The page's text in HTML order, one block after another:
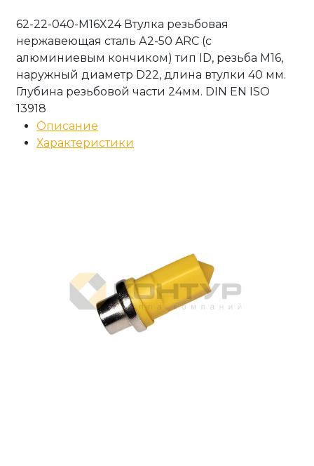
62-22-040-M16X24 Втулка резьбовая
нержавеющая сталь А2-50 ARC (с
алюминиевым кончиком) тип ID, резьба М16,
наружный диаметр D22, длина втулки 40 мм.
Глубина резьбовой части 24мм. DIN EN ISO
13918
Описание
Характеристики